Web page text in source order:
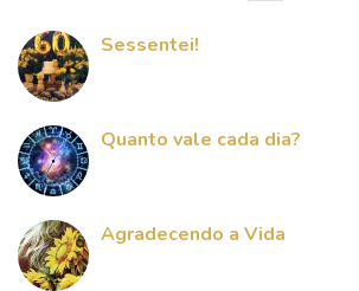
Sessentei!
Quanto vale cada dia?
Agradecendo a Vida